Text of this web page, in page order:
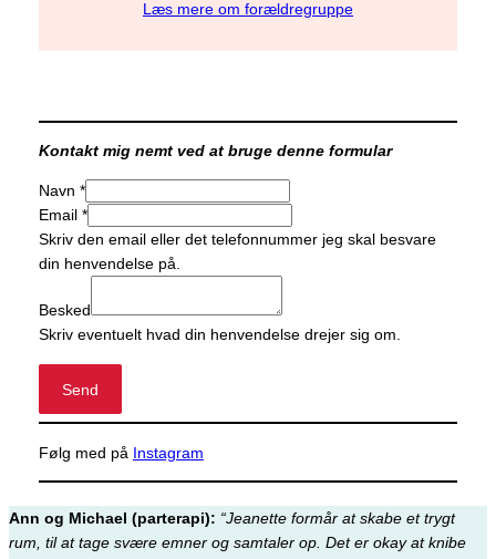
Læs mere om forældregruppe
Kontakt mig nemt ved at bruge denne formular
Navn
Email
Besked
Navn *
Email *
Skriv den email eller det telefonnummer jeg skal besvare
din henvendelse på.
Besked
Skriv eventuelt hvad din henvendelse drejer sig om.
Send
Følg med på Instagram
Ann og Michael (parterapi): “Jeanette formår at skabe et trygt
rum, til at tage svære emner og samtaler op. Det er okay at knibe